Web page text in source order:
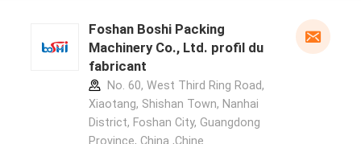
Foshan Boshi Packing
Machinery Co., Ltd. profil du
fabricant
No. 60, West Third Ring Road,
Xiaotang, Shishan Town, Nanhai
District, Foshan City, Guangdong
Province, China ,Chine